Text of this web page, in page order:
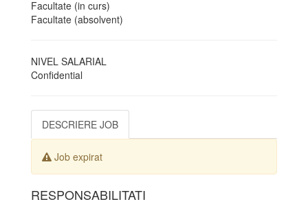
Facultate (in curs)
Facultate (absolvent)
NIVEL SALARIAL
Confidential
DESCRIERE JOB
Job expirat
RESPONSABILITATI